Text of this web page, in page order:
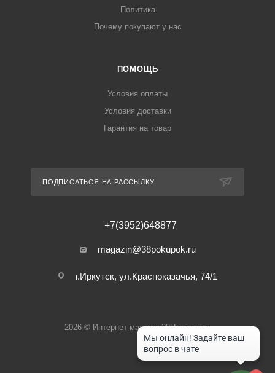
Политика
Почему покупают у нас
ПОМОЩЬ
Условия оплаты
Условия доставки
Гарантия на товар
ПОДПИСАТЬСЯ НА РАССЫЛКУ
+7(3952)648877
magazin@38pokupok.ru
г.Иркутск, ул.Красноказачья, 74/1
2026 © Интернет-магазин 38Покупок.ру